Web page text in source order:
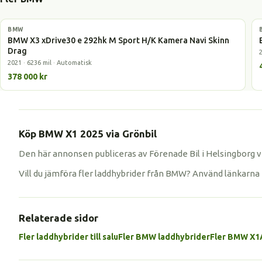
Laddhybrid
BMW
BMW X3 xDrive30 e 292hk M Sport H/K Kamera Navi Skinn
Drag
2021 · 6236 mil · Automatisk
378 000 kr
Köp BMW X1 2025 via Grönbil
Den här annonsen publiceras av Förenade Bil i
Vill du jämföra fler laddhybrider från BMW? Använd
Relaterade sidor
Fler laddhybrider till saluFler BMW laddhybriderFler BMW X1